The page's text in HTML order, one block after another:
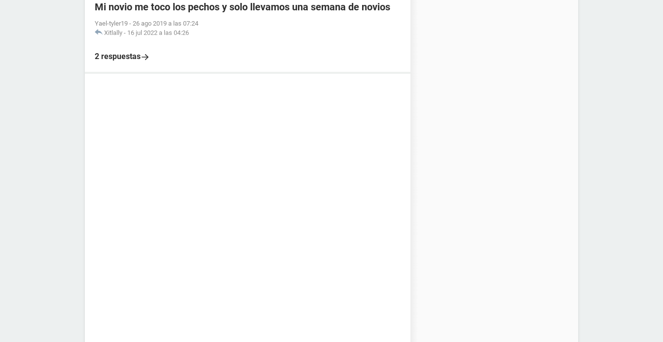
Mi novio me toco los pechos y solo llevamos una semana de novios
Yael-tyler19 - 26 ago 2019 a las 07:24
Xitlally - 16 jul 2022 a las 04:26
2 respuestas